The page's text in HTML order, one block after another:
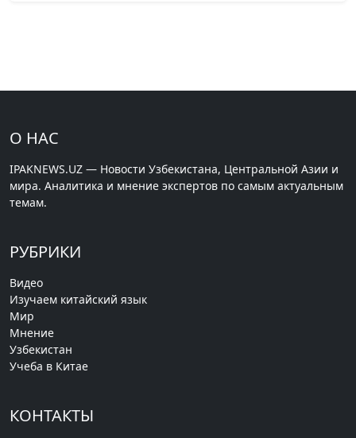
О НАС
IPAKNEWS.UZ — Новости Узбекистана, Центральной Азии и
мира. Аналитика и мнение экспертов по самым актуальным
темам.
РУБРИКИ
Видео
Изучаем китайский язык
Мир
Мнение
Узбекистан
Учеба в Китае
КОНТАКТЫ